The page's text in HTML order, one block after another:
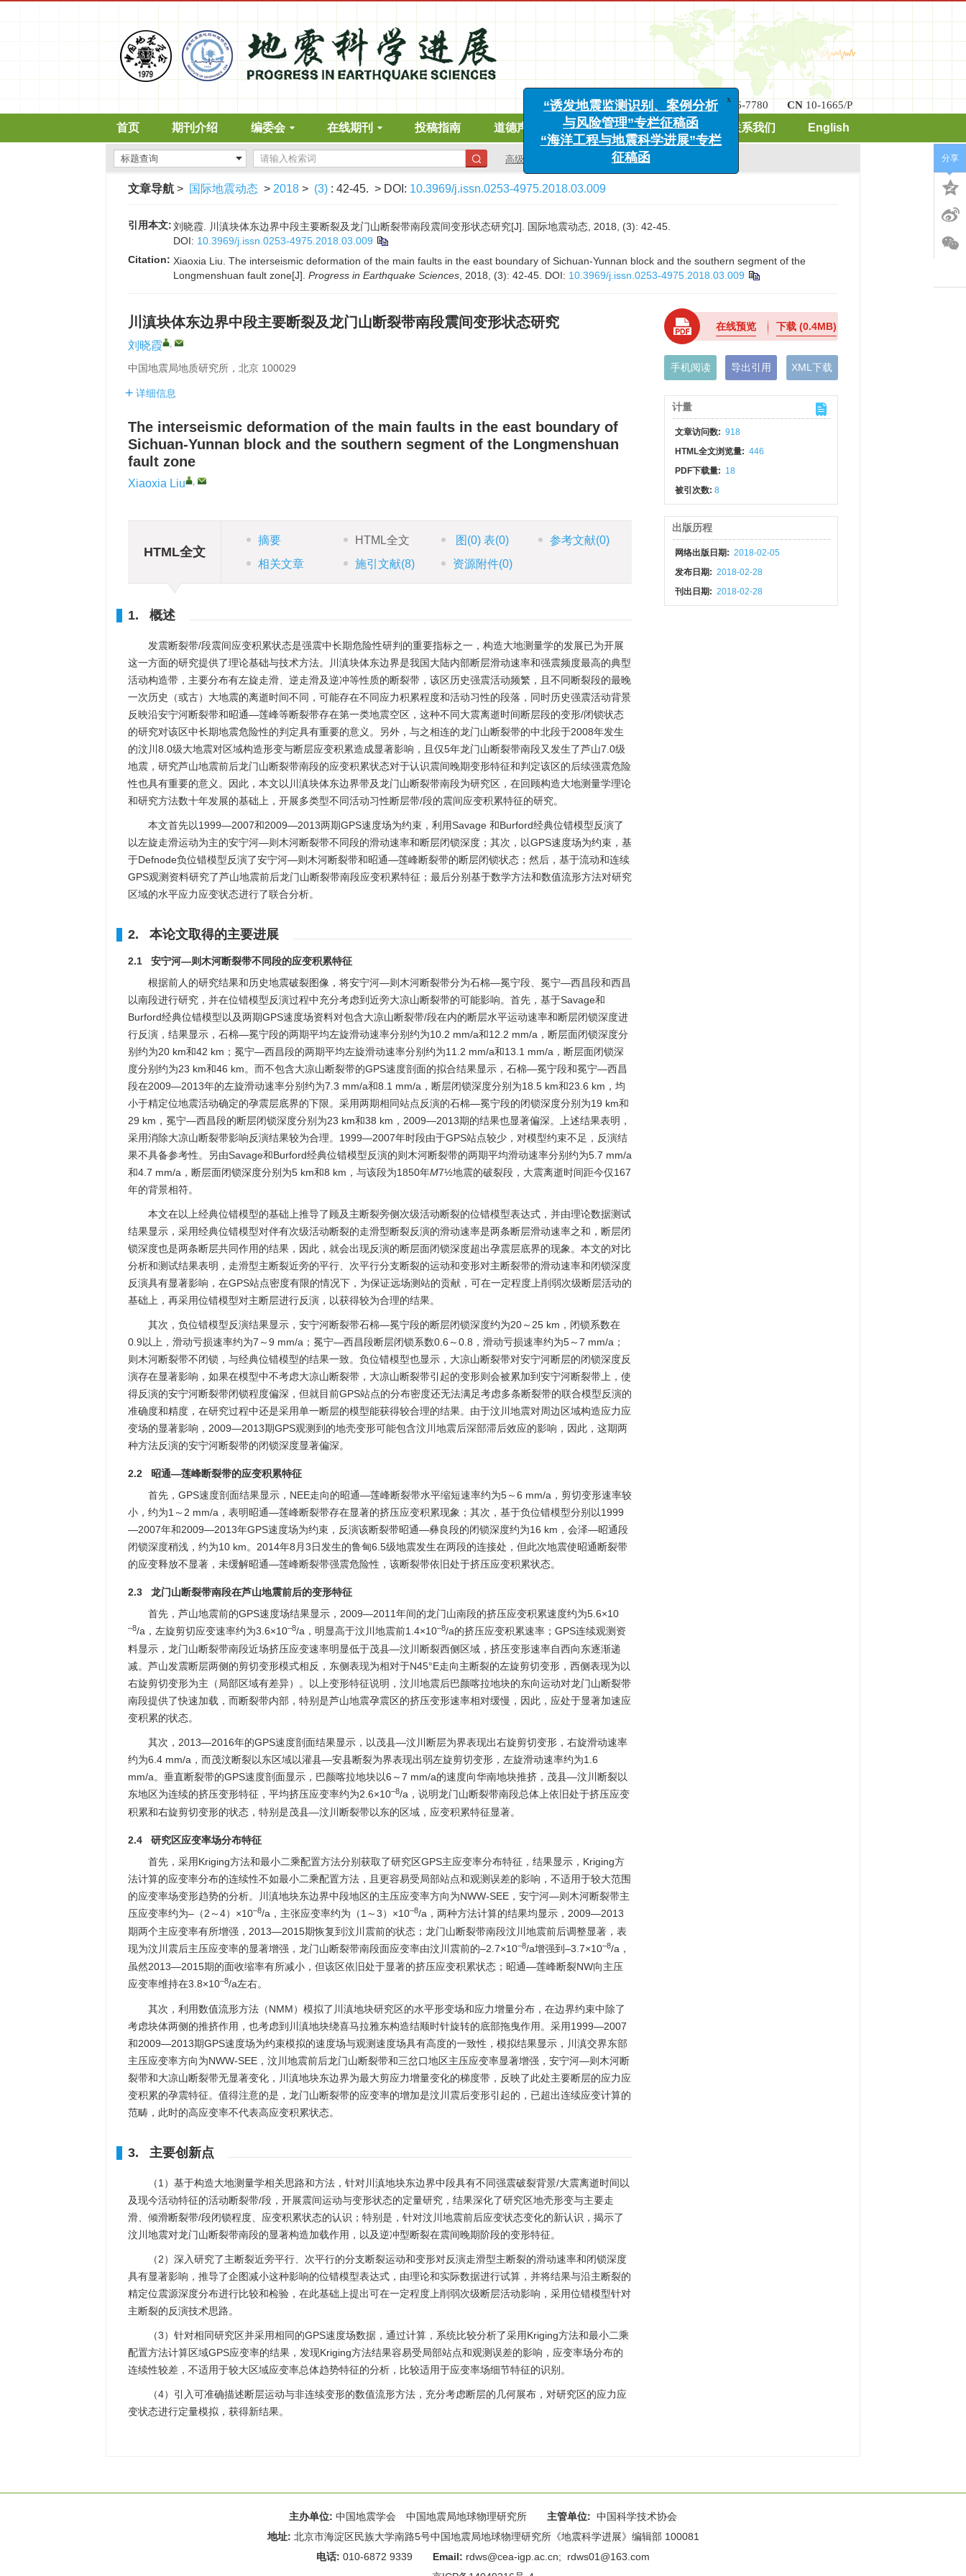
ISSN 2096-7780 CN 10-1665/P
首页 期刊介绍 编委会 在线期刊 投稿指南 道德声明 下载中心 期刊订阅 联系我们 English
高级搜索
文章导航 > 国际地震动态 > 2018 > (3) : 42-45. > DOI: 10.3969/j.issn.0253-4975.2018.03.009
引用本文:刘晓霞. 川滇块体东边界中段主要断裂及龙门山断裂带南段震间变形状态研究[J]. 国际地震动态, 2018, (3): 42-45.
DOI: 10.3969/j.issn.0253-4975.2018.03.009
Citation: Xiaoxia Liu. The interseismic deformation of the main faults in the east boundary of Sichuan-Yunnan block and the southern segment of the
Longmenshuan fault zone[J]. Progress in Earthquake Sciences , 2018, (3): 42-45. DOI: 10.3969/j.issn.0253-4975.2018.03.009
川滇块体东边界中段主要断裂及龙门山断裂带南段震间变形状态研究
刘晓霞 ,
中国地震局地质研究所，北京 100029
详细信息
The interseismic deformation of the main faults in the east boundary of
Sichuan-Yunnan block and the southern segment of the Longmenshuan
fault zone
Xiaoxia Liu ,
HTML全文
摘要 HTML全文 图 (0)表(0) 参考文献(0)
相关文章
施引文献(8) 资源附件(0)
1. 概述
发震断裂带/段震间应变积累状态是强震中长期危险性研判的重要指标之一，构造大地测量学的发展已为开展
这一方面的研究提供了理论基础与技术方法。川滇块体东边界是我国大陆内部断层滑动速率和强震频度最高的典型
活动构造带，主要分布有左旋走滑、逆走滑及逆冲等性质的断裂带，该区历史强震活动频繁，且不同断裂段的最晚
一次历史（或古）大地震的离逝时间不同，可能存在不同应力积累程度和活动习性的段落，同时历史强震活动背景
反映沿安宁河断裂带和昭通—莲峰等断裂带存在第一类地震空区，这种不同大震离逝时间断层段的变形/闭锁状态
的研究对该区中长期地震危险性的判定具有重要的意义。另外，与之相连的龙门山断裂带的中北段于2008年发生
的汶川8.0级大地震对区域构造形变与断层应变积累造成显著影响，且仅5年龙门山断裂带南段又发生了芦山7.0级
地震，研究芦山地震前后龙门山断裂带南段的应变积累状态对于认识震间晚期变形特征和判定该区的后续强震危险
性也具有重要的意义。因此，本文以川滇块体东边界带及龙门山断裂带南段为研究区，在回顾构造大地测量学理论
和研究方法数十年发展的基础上，开展多类型不同活动习性断层带/段的震间应变积累特征的研究。
本文首先以1999—2007和2009—2013两期GPS速度场为约束，利用Savage 和Burford经典位错模型反演了
以左旋走滑运动为主的安宁河—则木河断裂带不同段的滑动速率和断层闭锁深度；其次，以GPS速度场为约束，基
于Defnode负位错模型反演了安宁河—则木河断裂带和昭通—莲峰断裂带的断层闭锁状态；然后，基于流动和连续
GPS观测资料研究了芦山地震前后龙门山断裂带南段应变积累特征；最后分别基于数学方法和数值流形方法对研究
区域的水平应力应变状态进行了联合分析。
2. 本论文取得的主要进展
2.1 安宁河—则木河断裂带不同段的应变积累特征
根据前人的研究结果和历史地震破裂图像，将安宁河—则木河断裂带分为石棉—冕宁段、冕宁—西昌段和西昌
以南段进行研究，并在位错模型反演过程中充分考虑到近旁大凉山断裂带的可能影响。首先，基于Savage和
Burford经典位错模型以及两期GPS速度场资料对包含大凉山断裂带/段在内的断层水平运动速率和断层闭锁深度进
行反演，结果显示，石棉—冕宁段的两期平均左旋滑动速率分别约为10.2 mm/a和12.2 mm/a，断层面闭锁深度分
别约为20 km和42 km；冕宁—西昌段的两期平均左旋滑动速率分别约为11.2 mm/a和13.1 mm/a，断层面闭锁深
度分别约为23 km和46 km。而不包含大凉山断裂带的GPS速度剖面的拟合结果显示，石棉—冕宁段和冕宁—西昌
段在2009—2013年的左旋滑动速率分别约为7.3 mm/a和8.1 mm/a，断层闭锁深度分别为18.5 km和23.6 km，均
小于精定位地震活动确定的孕震层底界的下限。采用两期相同站点反演的石棉—冕宁段的闭锁深度分别为19 km和
29 km，冕宁—西昌段的断层闭锁深度分别为23 km和38 km，2009—2013期的结果也显著偏深。上述结果表明，
采用消除大凉山断裂带影响反演结果较为合理。1999—2007年时段由于GPS站点较少，对模型约束不足，反演结
果不具备参考性。另由Savage和Burford经典位错模型反演的则木河断裂带的两期平均滑动速率分别约为5.7 mm/a
和4.7 mm/a，断层面闭锁深度分别为5 km和8 km，与该段为1850年M7½地震的破裂段，大震离逝时间距今仅167
年的背景相符。
本文在以上经典位错模型的基础上推导了顾及主断裂旁侧次级活动断裂的位错模型表达式，并由理论数据测试
结果显示，采用经典位错模型对伴有次级活动断裂的走滑型断裂反演的滑动速率是两条断层滑动速率之和，断层闭
锁深度也是两条断层共同作用的结果，因此，就会出现反演的断层面闭锁深度超出孕震层底界的现象。本文的对比
分析和测试结果表明，走滑型主断裂近旁的平行、次平行分支断裂的运动和变形对主断裂带的滑动速率和闭锁深度
反演具有显著影响，在GPS站点密度有限的情况下，为保证远场测站的贡献，可在一定程度上削弱次级断层活动的
基础上，再采用位错模型对主断层进行反演，以获得较为合理的结果。
其次，负位错模型反演结果显示，安宁河断裂带石棉—冕宁段的断层闭锁深度约为20～25 km，闭锁系数在
0.9以上，滑动亏损速率约为7～9 mm/a；冕宁—西昌段断层闭锁系数0.6～0.8，滑动亏损速率约为5～7 mm/a；
则木河断裂带不闭锁，与经典位错模型的结果一致。负位错模型也显示，大凉山断裂带对安宁河断层的闭锁深度反
演存在显著影响，如果在模型中不考虑大凉山断裂带，大凉山断裂带引起的变形则会被累加到安宁河断裂带上，使
得反演的安宁河断裂带闭锁程度偏深，但就目前GPS站点的分布密度还无法满足考虑多条断裂带的联合模型反演的
准确度和精度，在研究过程中还是采用单一断层的模型能获得较合理的结果。由于汶川地震对周边区域构造应力应
变场的显著影响，2009—2013期GPS观测到的地壳变形可能包含汶川地震后深部滞后效应的影响，因此，这期两
种方法反演的安宁河断裂带的闭锁深度显著偏深。
2.2 昭通—莲峰断裂带的应变积累特征
首先，GPS速度剖面结果显示，NEE走向的昭通—莲峰断裂带水平缩短速率约为5～6 mm/a，剪切变形速率较
小，约为1～2 mm/a，表明昭通—莲峰断裂带存在显著的挤压应变积累现象；其次，基于负位错模型分别以1999
—2007年和2009—2013年GPS速度场为约束，反演该断裂带昭通—彝良段的闭锁深度约为16 km，会泽—昭通段
闭锁深度稍浅，约为10 km。2014年8月3日发生的鲁甸6.5级地震发生在两段的连接处，但此次地震使昭通断裂带
的应变释放不显著，未缓解昭通—莲峰断裂带强震危险性，该断裂带依旧处于挤压应变积累状态。
2.3 龙门山断裂带南段在芦山地震前后的变形特征
首先，芦山地震前的GPS速度场结果显示，2009—2011年间的龙门山南段的挤压应变积累速度约为5.6×10
–8/a，左旋剪切应变速率约为3.6×10–8/a，明显高于汶川地震前1.4×10–8/a的挤压应变积累速率；GPS连续观测资
料显示，龙门山断裂带南段近场挤压应变速率明显低于茂县—汶川断裂西侧区域，挤压变形速率自西向东逐渐递
减。芦山发震断层两侧的剪切变形模式相反，东侧表现为相对于N45°E走向主断裂的左旋剪切变形，西侧表现为以
右旋剪切变形为主（局部区域有差异）。以上变形特征说明，汶川地震后巴颜喀拉地块的东向运动对龙门山断裂带
南段提供了快速加载，而断裂带内部，特别是芦山地震孕震区的挤压变形速率相对缓慢，因此，应处于显著加速应
变积累的状态。
其次，2013—2016年的GPS速度剖面结果显示，以茂县—汶川断层为界表现出右旋剪切变形，右旋滑动速率
约为6.4 mm/a，而茂汶断裂以东区域以灌县—安县断裂为界表现出弱左旋剪切变形，左旋滑动速率约为1.6
mm/a。垂直断裂带的GPS速度剖面显示，巴颜喀拉地块以6～7 mm/a的速度向华南地块推挤，茂县—汶川断裂以
东地区为连续的挤压变形特征，平均挤压应变率约为2.6×10–8/a，说明龙门山断裂带南段总体上依旧处于挤压应变
积累和右旋剪切变形的状态，特别是茂县—汶川断裂带以东的区域，应变积累特征显著。
2.4 研究区应变率场分布特征
首先，采用Kriging方法和最小二乘配置方法分别获取了研究区GPS主应变率分布特征，结果显示，Kriging方
法计算的应变率分布的连续性不如最小二乘配置方法，且更容易受局部站点和观测误差的影响，不适用于较大范围
的应变率场变形趋势的分析。川滇地块东边界中段地区的主压应变率方向为NWW-SEE，安宁河—则木河断裂带主
压应变率约为–（2～4）×10–8/a，主张应变率约为（1～3）×10–8/a，两种方法计算的结果均显示，2009—2013
期两个主应变率有所增强，2013—2015期恢复到汶川震前的状态；龙门山断裂带南段汶川地震前后调整显著，表
现为汶川震后主压应变率的显著增强，龙门山断裂带南段面应变率由汶川震前的–2.7×10–8/a增强到–3.7×10–8/a，
虽然2013—2015期的面收缩率有所减小，但该区依旧处于显著的挤压应变积累状态；昭通—莲峰断裂NW向主压
应变率维持在3.8×10–8/a左右。
其次，利用数值流形方法（NMM）模拟了川滇地块研究区的水平形变场和应力增量分布，在边界约束中除了
考虑块体两侧的推挤作用，也考虑到川滇地块绕喜马拉雅东构造结顺时针旋转的底部拖曳作用。采用1999—2007
和2009—2013期GPS速度场为约束模拟的速度场与观测速度场具有高度的一致性，模拟结果显示，川滇交界东部
主压应变率方向为NWW-SEE，汶川地震前后龙门山断裂带和三岔口地区主压应变率显著增强，安宁河—则木河断
裂带和大凉山断裂带无显著变化，川滇地块东边界为最大剪应力增量变化的梯度带，反映了此处主要断层的应力应
变积累的孕震特征。值得注意的是，龙门山断裂带的应变率的增加是汶川震后变形引起的，已超出连续应变计算的
范畴，此时的高应变率不代表高应变积累状态。
3. 主要创新点
（1）基于构造大地测量学相关思路和方法，针对川滇地块东边界中段具有不同强震破裂背景/大震离逝时间以
及现今活动特征的活动断裂带/段，开展震间运动与变形状态的定量研究，结果深化了研究区地壳形变与主要走
滑、倾滑断裂带/段闭锁程度、应变积累状态的认识；特别是，针对汶川地震前后应变状态变化的新认识，揭示了
汶川地震对龙门山断裂带南段的显著构造加载作用，以及逆冲型断裂在震间晚期阶段的变形特征。
（2）深入研究了主断裂近旁平行、次平行的分支断裂运动和变形对反演走滑型主断裂的滑动速率和闭锁深度
具有显著影响，推导了企图减小这种影响的位错模型表达式，由理论和实际数据进行试算，并将结果与沿主断裂的
精定位震源深度分布进行比较和检验，在此基础上提出可在一定程度上削弱次级断层活动影响，采用位错模型针对
主断裂的反演技术思路。
（3）针对相同研究区并采用相同的GPS速度场数据，通过计算，系统比较分析了采用Kriging方法和最小二乘
配置方法计算区域GPS应变率的结果，发现Kriging方法结果容易受局部站点和观测误差的影响，应变率场分布的
连续性较差，不适用于较大区域应变率总体趋势特征的分析，比较适用于应变率场细节特征的识别。
（4）引入可准确描述断层运动与非连续变形的数值流形方法，充分考虑断层的几何展布，对研究区的应力应
变状态进行定量模拟，获得新结果。
在线预览 下载(0.4MB)
手机阅读 导出引用 XML下载
计量
文章访问数: 918
HTML全文浏览量: 446
PDF下载量: 18
被引次数:8
出版历程
网络出版日期: 2018-02-05
发布日期: 2018-02-28
刊出日期: 2018-02-28
分享
主办单位: 中国地震学会 中国地震局地球物理研究所 主管单位: 中国科学技术协会
地址: 北京市海淀区民族大学南路5号中国地震局地球物理研究所《地震科学进展》编辑部 100081
电话: 010-6872 9339 Email: rdws@cea-igp.ac.cn; rdws01@163.com
x
“诱发地震监测识别、案例分析
与风险管理”专栏征稿函
“海洋工程与地震科学进展”专栏
征稿函